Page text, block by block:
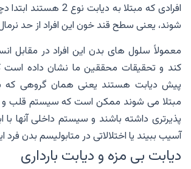
افرادی که مبتلا به دیابت
شوند، یعنی سطح قند خون این افراد از حد
معمولاً سلول های بدن این افراد در مقابل
کند و تحقیقات محققین ما نشان داده است
پیش دیابت هستند یعنی همان گروهی که
مبتلا می شوند ممکن است که سیستم قلب
پذیرتری داشته باشند و سیستم داخلی آنها با
آسیب ببیند یا اختلالاتی در متابولیسم بدن فرد
دیابت بی مزه و دیابت بارداری